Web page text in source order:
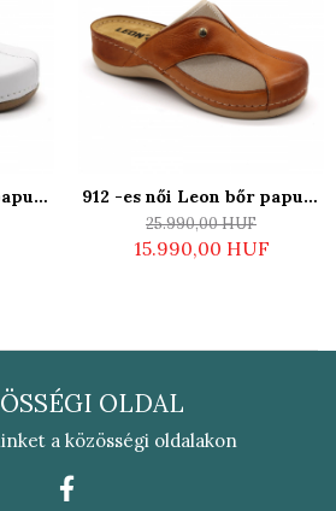
912 -es női Leon bőr papucs
- barna
25.990,00 HUF
15.990,00 HUF
OLDAL
a közösségi oldalakon